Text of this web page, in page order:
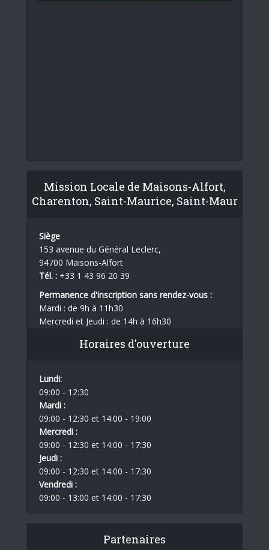
Mission Locale de Maisons-Alfort,
Charenton, Saint-Maurice, Saint-Maur
Siège
153 avenue du Général Leclerc,
94700 Maisons-Alfort
Tél. : +33 1 43 96 20 39
Permanence d'inscription sans rendez-vous :
Mardi : de 9h à 11h30
Mercredi et Jeudi : de 14h à 16h30
Horaires d'ouverture
Lundi:
09:00 - 12:30
Mardi :
09:00 - 12:30 et 14:00 - 19:00
Mercredi :
09:00 - 12:30 et 14:00 - 17:30
Jeudi :
09:00 - 12:30 et 14:00 - 17:30
Vendredi :
09:00 - 13:00 et 14:00 - 17:30
Partenaires